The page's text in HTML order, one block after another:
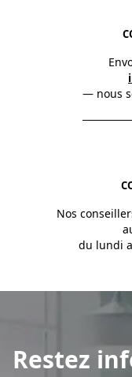
— nous
Nos
du lundi
Restez